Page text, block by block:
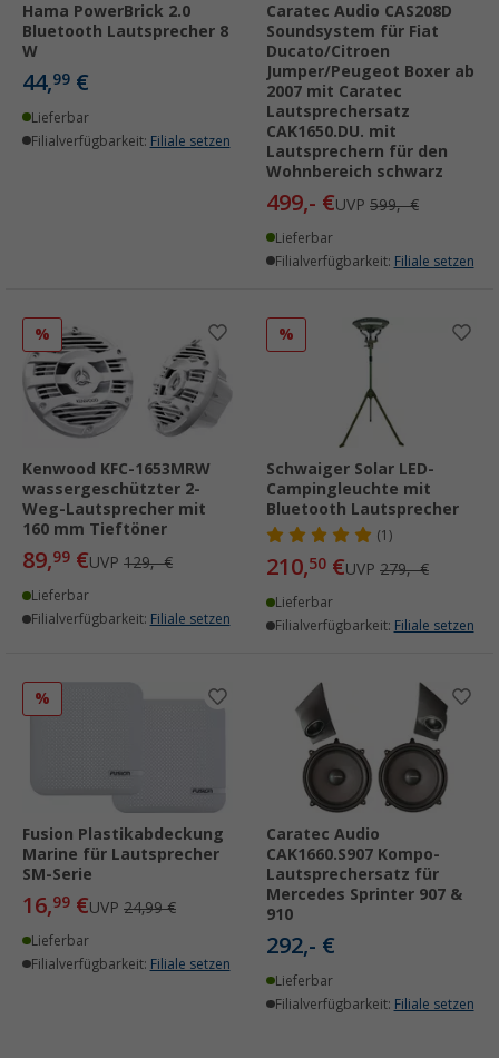
Hama PowerBrick 2.0
Bluetooth Lautsprecher 8
W
44,99 €
Lieferbar
Filialverfügbarkeit: Filiale setzen
Caratec Audio CAS208D
Soundsystem für Fiat
Ducato/Citroen
Jumper/Peugeot Boxer ab
2007 mit Caratec
Lautsprechersatz
CAK1650.DU. mit
Lautsprechern für den
Wohnbereich schwarz
499,- €UVP 599,- €
Lieferbar
Filialverfügbarkeit: Filiale setzen
%
Kenwood KFC-1653MRW
wassergeschützter 2-
Weg-Lautsprecher mit
160 mm Tieftöner
89,99 €UVP 129,- €
Lieferbar
Filialverfügbarkeit: Filiale setzen
%
Schwaiger Solar LED-
Campingleuchte mit
Bluetooth Lautsprecher
(1)
210,50 €UVP 279,- €
Lieferbar
Filialverfügbarkeit: Filiale setzen
%
Fusion Plastikabdeckung
Marine für Lautsprecher
SM-Serie
16,99 €UVP 24,99 €
Lieferbar
Filialverfügbarkeit: Filiale setzen
Caratec Audio
CAK1660.S907 Kompo-
Lautsprechersatz für
Mercedes Sprinter 907 &
910
292,- €
Lieferbar
Filialverfügbarkeit: Filiale setzen